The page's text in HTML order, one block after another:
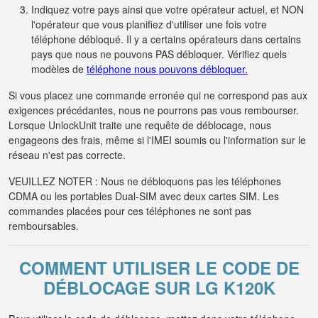
Indiquez votre pays ainsi que votre opérateur actuel, et NON
l'opérateur que vous planifiez d'utiliser une fois votre
téléphone débloqué. Il y a certains opérateurs dans certains
pays que nous ne pouvons PAS débloquer. Vérifiez quels
modèles de téléphone nous pouvons débloquer.
Si vous placez une commande erronée qui ne correspond pas aux
exigences précédantes, nous ne pourrons pas vous rembourser.
Lorsque UnlockUnit traite une requête de déblocage, nous
engageons des frais, même si l'IMEI soumis ou l'information sur le
réseau n'est pas correcte.
VEUILLEZ NOTER : Nous ne débloquons pas les téléphones
CDMA ou les portables Dual-SIM avec deux cartes SIM. Les
commandes placées pour ces téléphones ne sont pas
remboursables.
COMMENT UTILISER LE CODE DE
DÉBLOCAGE SUR LG K120K